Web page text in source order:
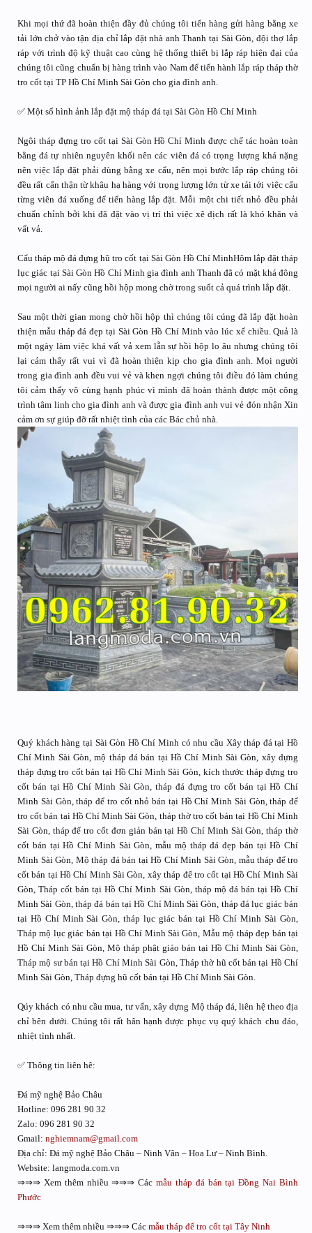
Khi mọi thứ đã hoàn thiện đầy đủ chúng tôi tiến hàng gửi hàng bằng xe
tải lớn chở vào tận địa chỉ lắp đặt nhà anh Thanh tại Sài Gòn, đội thợ lắp
ráp với trình độ kỹ thuật cao cùng hệ thống thiết bị lắp ráp hiện đại của
chúng tôi cũng chuẩn bị hàng trình vào Nam để tiến hành lắp ráp tháp thờ
tro cốt tại TP Hồ Chí Minh Sài Gòn cho gia đình anh.
✅ Một số hình ảnh lắp đặt mộ tháp đá tại Sài Gòn Hồ Chí Minh
Ngôi tháp đựng tro cốt tại Sài Gòn Hồ Chí Minh được chế tác hoàn toàn
bằng đá tự nhiên nguyên khối nên các viên đá có trọng lượng khá nặng
nên việc lắp đặt phải dùng bằng xe cẩu, nên mọi bước lắp ráp chúng tôi
đều rất cẩn thận từ khâu hạ hàng với trọng lượng lớn từ xe tải tới việc cẩu
từng viên đá xuống để tiến hàng lắp đặt. Mỗi một chi tiết nhỏ đều phải
chuẩn chỉnh bởi khi đã đặt vào vị trí thì việc xê dịch rất là khó khăn và
vất vả.
Cẩu tháp mộ đá đựng hũ tro cốt tại Sài Gòn Hồ Chí MinhHôm lắp đặt tháp
lục giác tại Sài Gòn Hồ Chí Minh gia đình anh Thanh đã có mặt khá đông
mọi người ai nấy cũng hồi hộp mong chờ trong suốt cả quá trình lắp đặt.
Sau một thời gian mong chờ hồi hộp thì chúng tôi cúng đã lắp đặt hoàn
thiện mẫu tháp đá đẹp tại Sài Gòn Hồ Chí Minh vào lúc xế chiều. Quả là
một ngày làm việc khá vất vả xem lẫn sự hồi hộp lo âu nhưng chúng tôi
lại cảm thấy rất vui vì đã hoàn thiện kịp cho gia đình anh. Mọi người
trong gia đình anh đều vui vẻ và khen ngợi chúng tôi điều đó làm chúng
tôi cảm thấy vô cùng hạnh phúc vì mình đã hoàn thành được một công
trình tâm linh cho gia đình anh và được gia đình anh vui vẻ đón nhận Xin
cảm ơn sự giúp đỡ rất nhiệt tình của các Bác chủ nhà.
Quý khách hàng tại Sài Gòn Hồ Chí Minh có nhu cầu Xây tháp đá tại Hồ
Chí Minh Sài Gòn, mộ tháp đá bán tại Hồ Chí Minh Sài Gòn, xây dựng
tháp đựng tro cốt bán tại Hồ Chí Minh Sài Gòn, kích thước tháp đựng tro
cốt bán tại Hồ Chí Minh Sài Gòn, tháp đá đựng tro cốt bán tại Hồ Chí
Minh Sài Gòn, tháp để tro cốt nhỏ bán tại Hồ Chí Minh Sài Gòn, tháp để
tro cốt bán tại Hồ Chí Minh Sài Gòn, tháp thờ tro cốt bán tại Hồ Chí Minh
Sài Gòn, tháp để tro cốt đơn giản bán tại Hồ Chí Minh Sài Gòn, tháp thờ
cốt bán tại Hồ Chí Minh Sài Gòn, mẫu mộ tháp đá đẹp bán tại Hồ Chí
Minh Sài Gòn, Mộ tháp đá bán tại Hồ Chí Minh Sài Gòn, mẫu tháp để tro
cốt bán tại Hồ Chí Minh Sài Gòn, xây tháp để tro cốt tại Hồ Chí Minh Sài
Gòn, Tháp cốt bán tại Hồ Chí Minh Sài Gòn, tháp mộ đá bán tại Hồ Chí
Minh Sài Gòn, tháp đá bán tại Hồ Chí Minh Sài Gòn, tháp đá lục giác bán
tại Hồ Chí Minh Sài Gòn, tháp lục giác bán tại Hồ Chí Minh Sài Gòn,
Tháp mộ lục giác bán tại Hồ Chí Minh Sài Gòn, Mẫu mộ tháp đẹp bán tại
Hồ Chí Minh Sài Gòn, Mộ tháp phật giáo bán tại Hồ Chí Minh Sài Gòn,
Tháp mộ sư bán tại Hồ Chí Minh Sài Gòn, Tháp thờ hũ cốt bán tại Hồ Chí
Minh Sài Gòn, Tháp đựng hũ cốt bán tại Hồ Chí Minh Sài Gòn.
Qúy khách có nhu cầu mua, tư vấn, xây dựng Mộ tháp đá, liên hệ theo địa
chỉ bên dưới. Chúng tôi rất hân hạnh được phục vụ quý khách chu đáo,
nhiệt tình nhất.
✅ Thông tin liên hê:
Đá mỹ nghệ Bảo Châu
Hotline: 096 281 90 32
Zalo: 096 281 90 32
Gmail: nghiemnam@gmail.com
Địa chỉ: Đá mỹ nghệ Bảo Châu – Ninh Vân – Hoa Lư – Ninh Bình.
Website: langmoda.com.vn
⇒⇒⇒ Xem thêm nhiều ⇒⇒⇒ Cácmẫu tháp đá bán tại Đồng Nai Bình
Phước
⇒⇒⇒ Xem thêm nhiều ⇒⇒⇒ Các mẫu tháp để tro cốt tại Tây Ninh